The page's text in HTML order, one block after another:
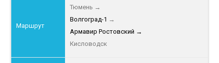
Тюмень →
Волгоград-1 →
Армавир Ростовский →
Кисловодск